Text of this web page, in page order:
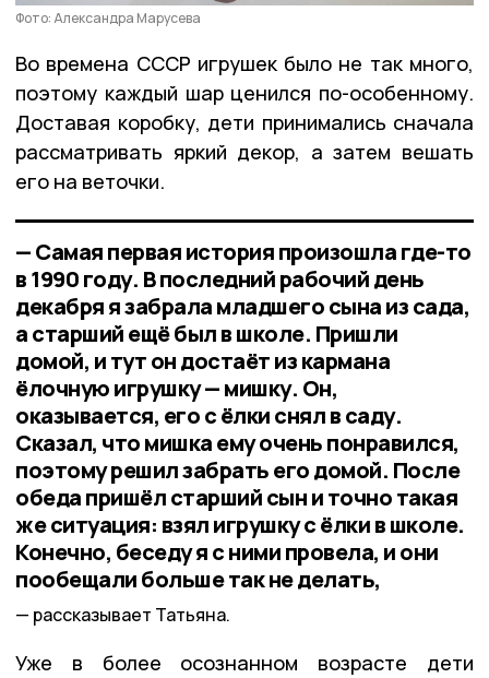
Фото: Александра Марусева
Во времена СССР игрушек было не так много,
поэтому каждый шар ценился по-особенному.
Доставая коробку, дети принимались сначала
рассматривать яркий декор, а затем вешать
его на веточки.
— Самая первая история произошла где-то
в 1990 году. В последний рабочий день
декабря я забрала младшего сына из сада,
а старший ещё был в школе. Пришли
домой, и тут он достаёт из кармана
ёлочную игрушку — мишку. Он,
оказывается, его с ёлки снял в саду.
Сказал, что мишка ему очень понравился,
поэтому решил забрать его домой. После
обеда пришёл старший сын и точно такая
же ситуация: взял игрушку с ёлки в школе.
Конечно, беседу я с ними провела, и они
пообещали больше так не делать,
рассказывает Татьяна.
Уже в более осознанном возрасте дети